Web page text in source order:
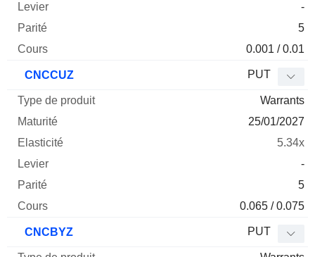
-
5
0.001 / 0.01
CNCCUZ PUT
Warrants
25/01/2027
5.34x
-
5
0.065 / 0.075
CNCBYZ PUT